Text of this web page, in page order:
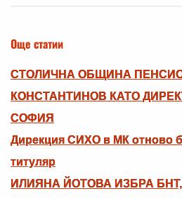
Още статии
СТОЛИЧНА ОБЩИНА
КОНСТАНТИНОВ КАТО
СОФИЯ
Дирекция СИХО в МК отново
титуляр
ИЛИЯНА ЙОТОВА ИЗБРА